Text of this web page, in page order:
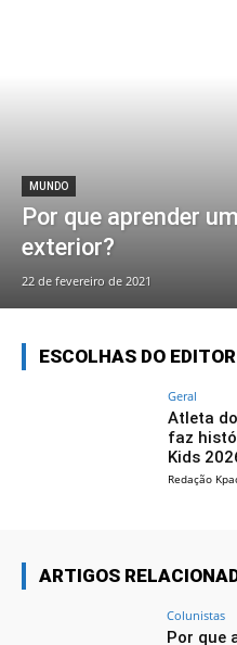
MUNDO
Por que aprender
exterior?
22 de fevereiro de 2021
ESCOLHAS DO EDITOR
Geral
Atleta
faz
Kids
Redação
ARTIGOS
Colunistas
Por que